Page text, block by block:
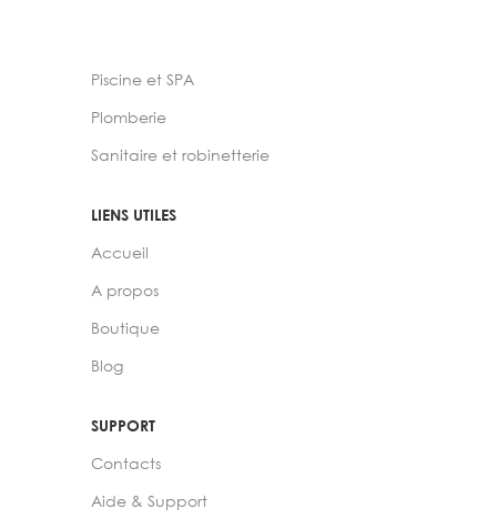
Piscine et SPA
Plomberie
Sanitaire et robinetterie
LIENS UTILES
Accueil
A propos
Boutique
Blog
SUPPORT
Contacts
Aide & Support